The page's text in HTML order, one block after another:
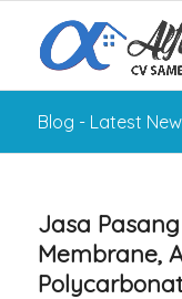
Blog - Latest
Jasa
Membrane,